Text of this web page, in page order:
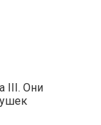
III. Они